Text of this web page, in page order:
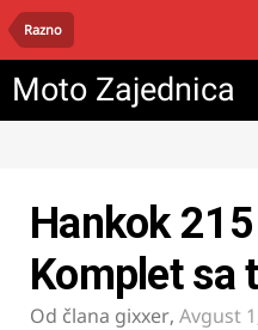
Razno
Moto Zajednica
Hankok
Komplet sa
Od člana gixxer, Avgust